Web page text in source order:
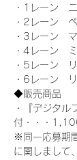
・1レーン　
・2レーン　
・3レーン　
・4レーン　
・5レーン　
・6レーン　
◆販売商品
・『デジタ
付・・・
※同一応募期
に関しまして